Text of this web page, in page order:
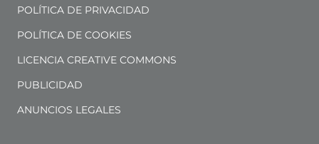
POLÍTICA DE PRIVACIDAD
POLÍTICA DE COOKIES
LICENCIA CREATIVE COMMONS
PUBLICIDAD
ANUNCIOS LEGALES